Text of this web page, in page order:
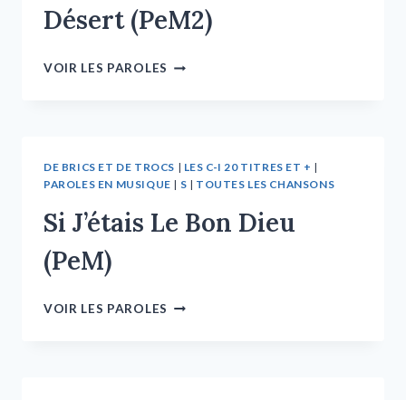
Désert (PeM2)
VOIR LES PAROLES
DE BRICS ET DE TROCS | LES C-I 20 TITRES ET + |
PAROLES EN MUSIQUE | S | TOUTES LES CHANSONS
Si J’étais Le Bon Dieu
(PeM)
VOIR LES PAROLES